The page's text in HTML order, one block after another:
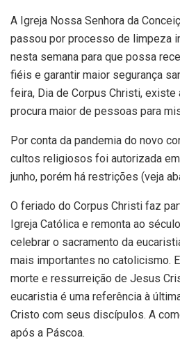
A Igreja Nossa Senhora da
passou por processo de limpeza
nesta semana para que possa
fiéis e garantir maior segurança
feira, Dia de Corpus Christi, existe
procura maior de pessoas para
Por conta da pandemia do novo
cultos religiosos foi autorizada
junho, porém há restrições (veja
O feriado do Corpus Christi faz
Igreja Católica e remonta ao
celebrar o sacramento da
mais importantes no catolicismo.
morte e ressurreição de Jesus
eucaristia é uma referência à
Cristo com seus discípulos. A
após a Páscoa.